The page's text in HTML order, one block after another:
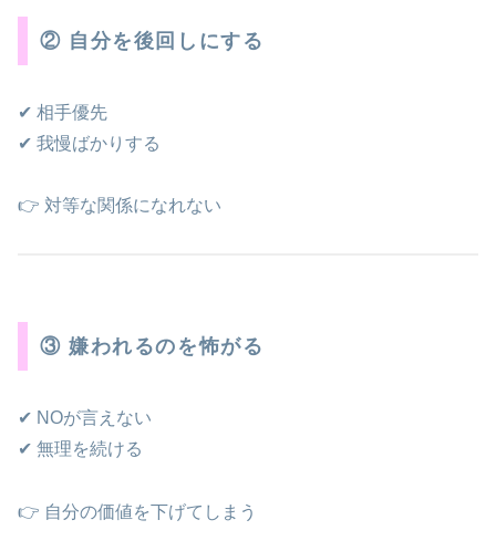
② 自分を後回しにする
✔ 相手優先
✔ 我慢ばかりする
👉 対等な関係になれない
③ 嫌われるのを怖がる
✔ NOが言えない
✔ 無理を続ける
👉 自分の価値を下げてしまう